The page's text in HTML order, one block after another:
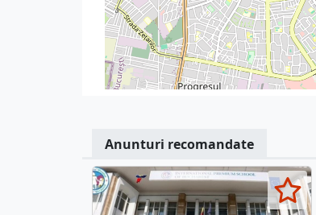
Anunturi recomandate